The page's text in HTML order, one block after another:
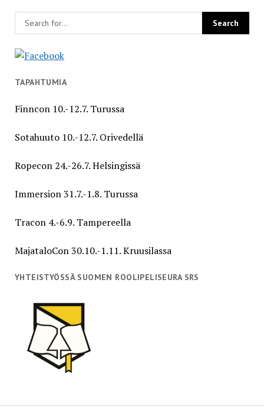
TAPAHTUMIA
Finncon 10.-12.7. Turussa
Sotahuuto 10.-12.7. Orivedellä
Ropecon 24.-26.7. Helsingissä
Immersion 31.7.-1.8. Turussa
Tracon 4.-6.9. Tampereella
MajataloCon 30.10.-1.11. Kruusilassa
YHTEISTYÖSSÄ SUOMEN ROOLIPELISEURA SRS